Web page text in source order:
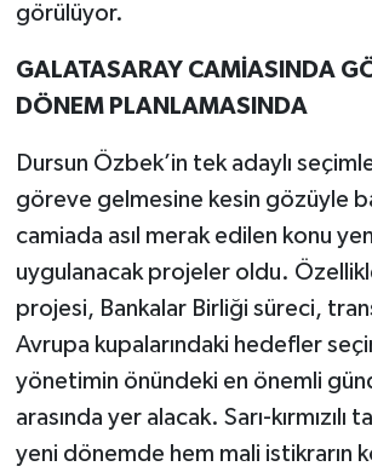
görülüyor.
GALATASARAY CAMİASINDA
DÖNEM PLANLAMASINDA
Dursun Özbek’in tek adaylı
göreve gelmesine kesin gözüyle
camiada asıl merak edilen konu
uygulanacak projeler oldu.
projesi, Bankalar Birliği süreci,
Avrupa kupalarındaki hedefler
yönetimin önündeki en önemli
arasında yer alacak. Sarı-kırmızılı
yeni dönemde hem mali istikrarın